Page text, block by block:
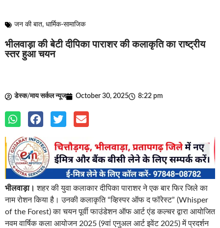
जन की बात, धार्मिक-सामाजिक
भीलवाड़ा की बेटी दीपिका पाराशर की कलाकृति का राष्ट्रीय
स्तर हुआ चयन
डेस्क/माय सर्कल न्यूज October 30, 2025 8:22 pm
भीलवाड़ा। शहर की युवा कलाकार दीपिका पाराशर ने एक बार फिर जिले का
नाम रोशन किया है। उनकी कलाकृति “व्हिस्पर ऑफ द फॉरेस्ट” (Whisper
of the Forest) का चयन पूर्वी फाउंडेशन ऑफ आर्ट एंड कल्चर द्वारा आयोजित
नवम वार्षिक कला आयोजन 2025 (9वां एनुअल आर्ट इवेंट 2025) में प्रदर्शन